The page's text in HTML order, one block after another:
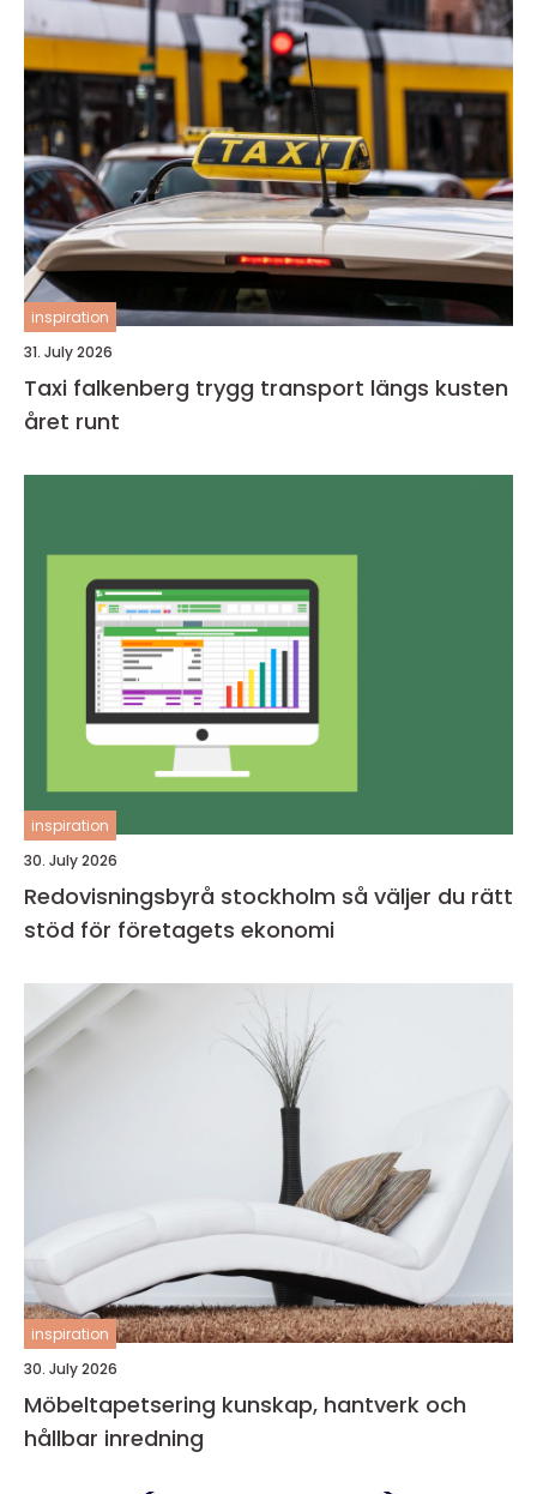
inspiration
31. July 2026
Taxi falkenberg trygg transport längs kusten
året runt
inspiration
30. July 2026
Redovisningsbyrå stockholm så väljer du rätt
stöd för företagets ekonomi
inspiration
30. July 2026
Möbeltapetsering kunskap, hantverk och
hållbar inredning